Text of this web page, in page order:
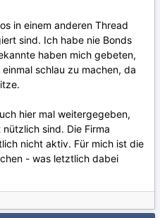
in einem anderen Thread
sind. Ich habe nie Bonds
haben mich gebeten,
schlau zu machen, da
hier mal weitergegeben,
sind. Die Firma
nicht aktiv. Für mich ist die
- was letztlich dabei